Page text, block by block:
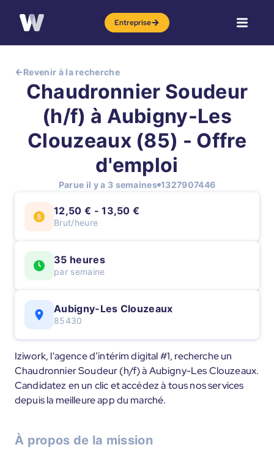
Entreprise
Revenir à la recherche
Chaudronnier Soudeur
(h/f) à Aubigny-Les
Clouzeaux (85) - Offre
d'emploi
Parue il y a 3 semaines 1327907446
12,50 € - 13,50 €
Brut/heure
35 heures
par semaine
Aubigny-Les Clouzeaux
85430
Iziwork, l'agence d’intérim digital #1, recherche un
Chaudronnier Soudeur (h/f) à Aubigny-Les Clouzeaux.
Candidatez en un clic et accédez à tous nos services
depuis la meilleure app du marché.
À propos de la mission